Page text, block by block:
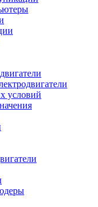
условий